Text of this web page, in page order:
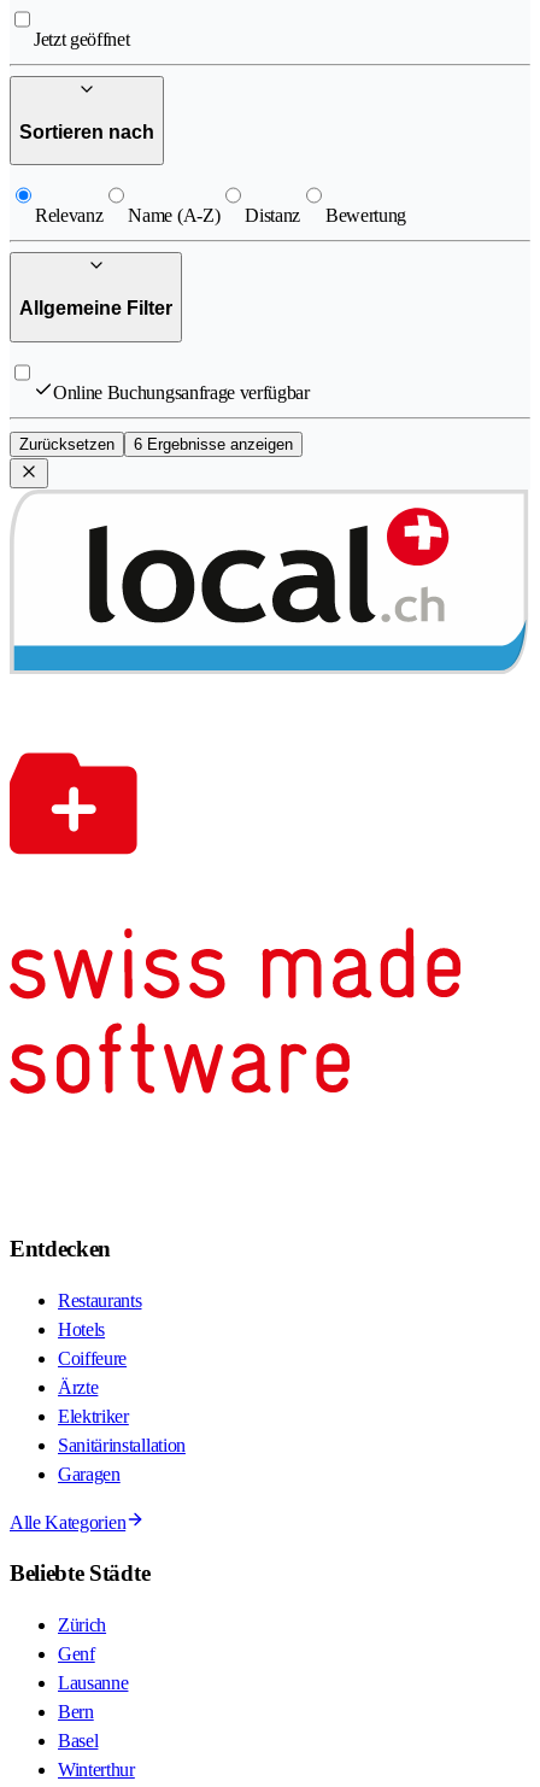
Jetzt geöffnet
Sortieren nach
Relevanz Name (A-Z) Distanz Bewertung
Allgemeine Filter
Online Buchungsanfrage verfügbar
Zurücksetzen 6 Ergebnisse anzeigen
Entdecken
Restaurants
Hotels
Coiffeure
Ärzte
Elektriker
Sanitärinstallation
Garagen
Alle Kategorien
Beliebte Städte
Zürich
Genf
Lausanne
Bern
Basel
Winterthur